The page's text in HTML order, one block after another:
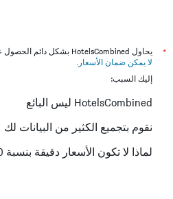
*
يحاول HotelsCombined بشكل دائم الحصول على الأسعار الدقيقة، ولكن
لا يمكن ضمان الأسعار .
إليك السبب:
HotelsCombined ليس البائع
نقوم بتجميع الكثير من البيانات لك
لماذا لا تكون الأسعار دقيقة بنسبة 100٪؟